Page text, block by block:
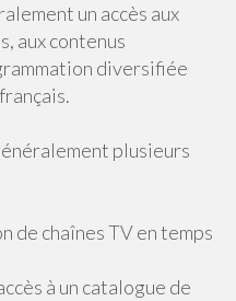
un accès aux
aux contenus
diversifiée
plusieurs
de chaînes TV en temps
à un catalogue de